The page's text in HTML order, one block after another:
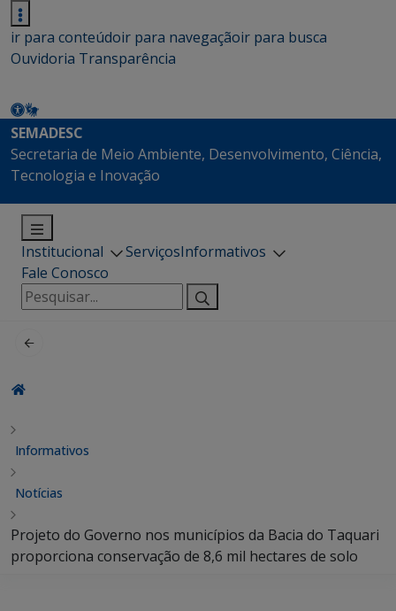
ir para conteúdoir para navegaçãoir para busca
Ouvidoria Transparência
SEMADESC
Secretaria de Meio Ambiente, Desenvolvimento, Ciência,
Tecnologia e Inovação
Institucional ServiçosInformativos
Fale Conosco
Pesquisar
por:
Informativos
Notícias
Projeto do Governo nos municípios da Bacia do Taquari
proporciona conservação de 8,6 mil hectares de solo